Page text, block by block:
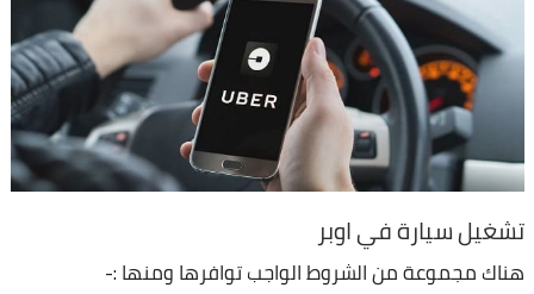
تشغيل سيارة في اوبر
هناك مجموعة من الشروط الواجب توافرها ومنها :-